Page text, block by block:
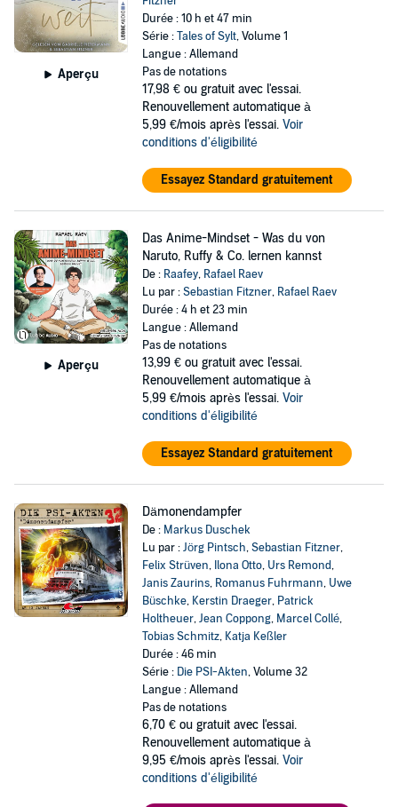
Aperçu
Durée : 10 h et 47 min
Série :Tales of Sylt, Volume 1
Langue : Allemand
Pas de notations
17,98 € ou gratuit avec l'essai.
Renouvellement automatique à
5,99 €/mois après l'essai. Voir
conditions d'éligibilité
Essayez Standard gratuitement
Aperçu
Das Anime-Mindset - Was du von
Naruto, Ruffy & Co. lernen kannst
De : Raafey, Rafael Raev
Lu par :Sebastian Fitzner, Rafael Raev
Durée : 4 h et 23 min
Langue : Allemand
Pas de notations
13,99 € ou gratuit avec l'essai.
Renouvellement automatique à
5,99 €/mois après l'essai. Voir
conditions d'éligibilité
Essayez Standard gratuitement
Dämonendampfer
De : Markus Duschek
Lu par :Jörg Pintsch,Sebastian Fitzner,
Felix Strüven, Ilona Otto, Urs Remond,
Janis Zaurins, Romanus Fuhrmann, Uwe
Büschke, Kerstin Draeger, Patrick
Holtheuer,Jean Coppong, Marcel Collé,
Tobias Schmitz, Katja Keßler
Durée : 46 min
Série : Die PSI-Akten, Volume 32
Langue : Allemand
Pas de notations
6,70 € ou gratuit avec l'essai.
Renouvellement automatique à
9,95 €/mois après l'essai. Voir
conditions d'éligibilité